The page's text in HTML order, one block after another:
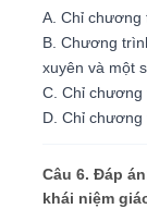
A. Chỉ chương
B. Chương
xuyên và một
C. Chỉ
D. Chỉ
Câu 6. Đáp
khái niệm